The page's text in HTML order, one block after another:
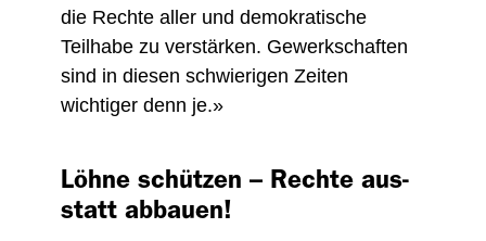
die Rechte aller und demokratische
Teilhabe zu verstärken. Gewerkschaften
sind in diesen schwierigen Zeiten
wichtiger denn je.»
Löhne schützen – Rechte aus-
statt abbauen!